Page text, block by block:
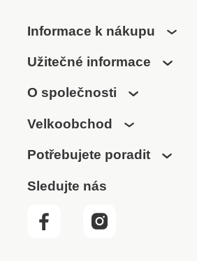
Informace k nákupu
Užitečné informace
O společnosti
Velkoobchod
Potřebujete poradit
Sledujte nás